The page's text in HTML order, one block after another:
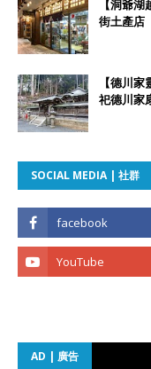
【洞爺
街土產店
【德川
祀德川家
SOCIAL MEDIA | 社群
AD | 廣告